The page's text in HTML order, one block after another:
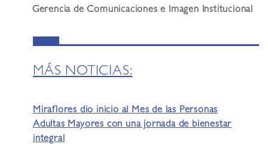
Gerencia de Comunicaciones e Imagen Institucional
MÁS NOTICIAS:
Miraflores dio inicio al Mes de las Personas
Adultas Mayores con una jornada de bienestar
integral